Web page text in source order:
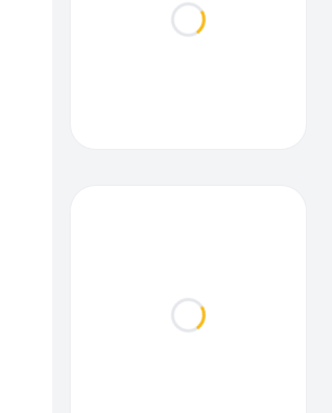
Loading...
Loading...